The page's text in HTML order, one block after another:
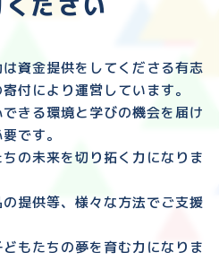
ださい
資金提供をしてくださる有志
付により運営しています。
きる環境と 学びの機会を届け
です。
の未来を切り拓く力になりま
提供等、様々な方法でご支援
もたちの夢を育む力になりま